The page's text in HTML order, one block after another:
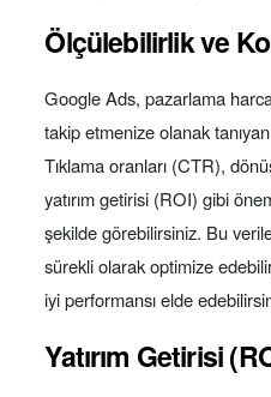
Ölçülebilirlik ve
Google Ads, pazarlama
takip etmenize olanak
Tıklama oranları (CTR),
yatırım getirisi (ROI) gibi
şekilde görebilirsiniz. Bu veriler
sürekli olarak optimize
iyi performansı elde
Yatırım Getirisi